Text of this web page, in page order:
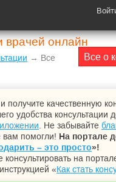
врачей онлайн
Все о
→ Все
получите качественную
удобства консультации
. Не забывайте
вам помогли! На портале
– это просто»!
консультировать на
«Как стать